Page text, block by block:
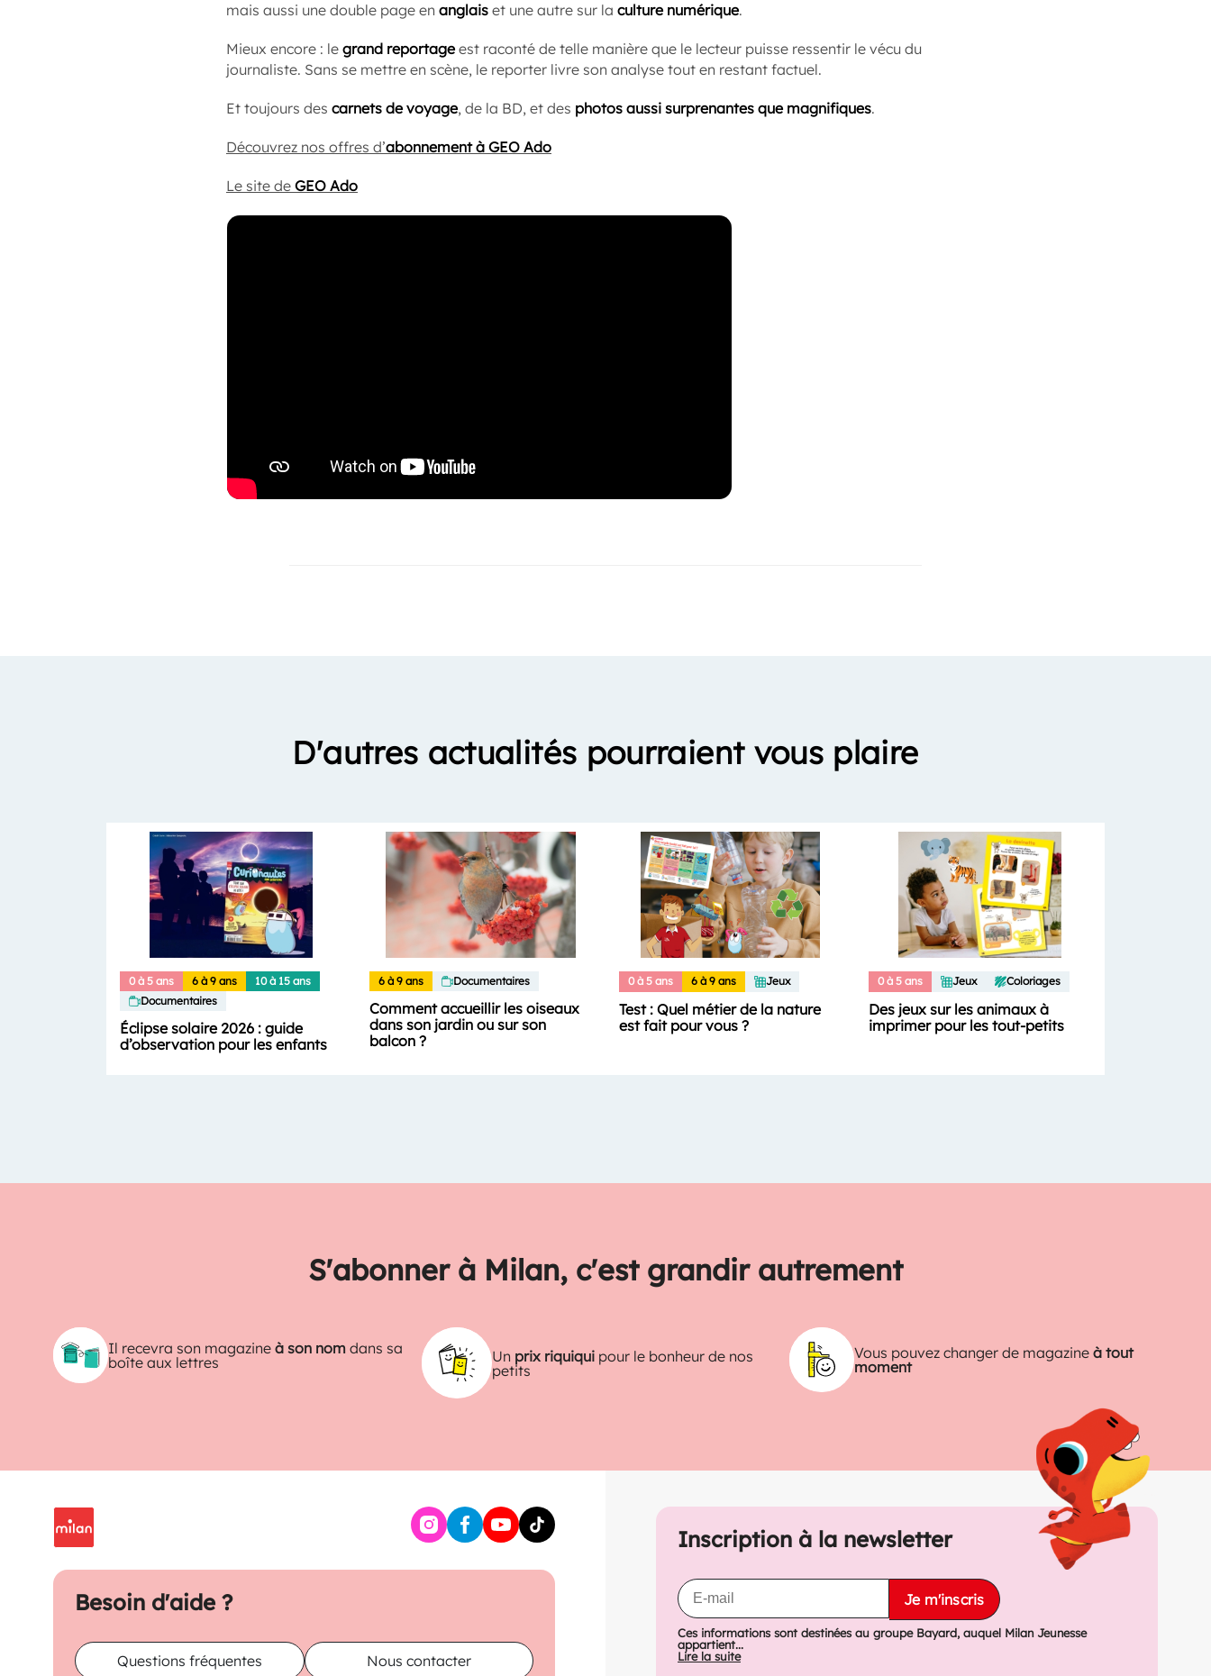
mais aussi une double page en anglais et une autre sur la culture numérique.
Mieux encore : le grand reportageest raconté de telle manière que le lecteur puisse ressentir le vécu du
journaliste. Sans se mettre en scène, le reporter livre son analyse tout en restant factuel.
Et toujours des carnets de voyage, de la BD, et des photos aussi surprenantes que magnifiques.
Découvrez nos offres d’abonnement à GEO Ado
Le site de GEO Ado
D'autres actualités pourraient vous plaire
0 à 5 ans 6 à 9 ans
10 à 15 ans
Documentaires
Éclipse solaire 2026 : guide
d’observation pour les enfants
6 à 9 ans Documentaires
Comment accueillir les oiseaux
dans son jardin ou sur son
balcon ?
0 à 5 ans 6 à 9 ans Jeux
Test : Quel métier de la nature
est fait pour vous ?
0 à 5 ans Jeux Coloriages
Des jeux sur les animaux à
imprimer pour les tout-petits
S'abonner à Milan, c'est grandir autrement
Il recevra son magazineà son nom dans sa
boîte aux lettres
Un prix riquiqui pour le bonheur de nos
petits
Vous pouvez changer de magazine à tout
moment
Besoin d'aide ?
Questions fréquentes Nous contacter
Inscription à la newsletter
Je m'inscris
Ces informations sont destinées au groupe Bayard, auquel Milan Jeunesse
appartient...
Lire la suite